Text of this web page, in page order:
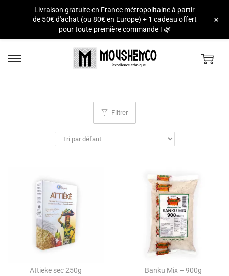
Filtrer
Attieke sec 250g Banku Mix – 900g
Livraison gratuite en France métropolitaine à partir
de 50€ d'achat (ou 80€ en Europe) + 1 cadeau offert
pour toute première commande ! 🌿
+